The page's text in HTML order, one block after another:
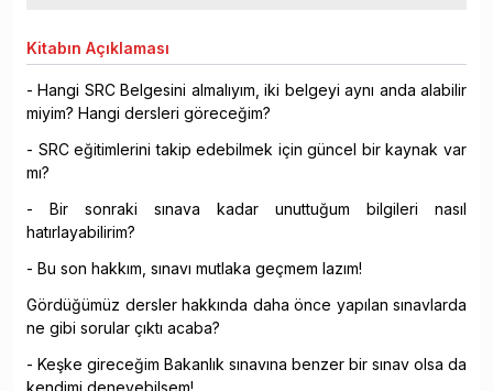
Kitabın Açıklaması
- Hangi SRC Belgesini almalıyım, iki belgeyi aynı anda alabilir
miyim? Hangi dersleri göreceğim?
- SRC eğitimlerini takip edebilmek için güncel bir kaynak var
mı?
- Bir sonraki sınava kadar unuttuğum bilgileri nasıl
hatırlayabilirim?
- Bu son hakkım, sınavı mutlaka geçmem lazım!
Gördüğümüz dersler hakkında daha önce yapılan sınavlarda
ne gibi sorular çıktı acaba?
- Keşke gireceğim Bakanlık sınavına benzer bir sınav olsa da